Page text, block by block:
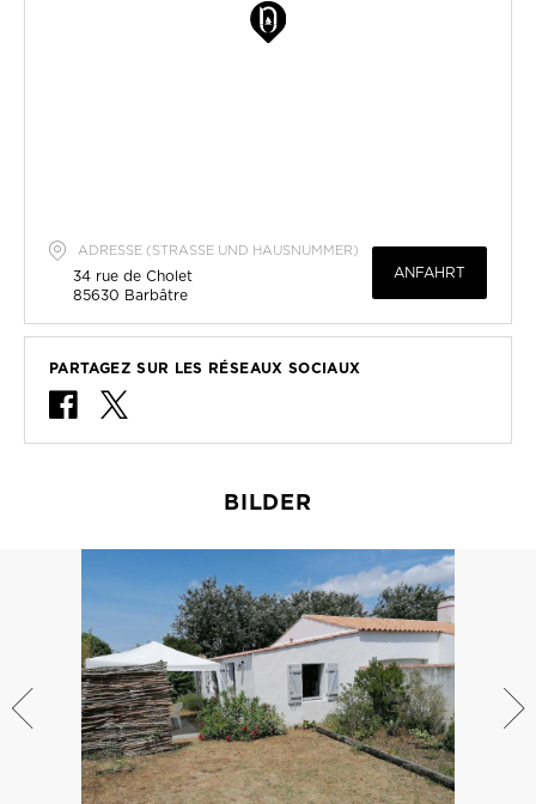
ADRESSE (STRASSE UND HAUSNUMMER)
34 rue de Cholet
85630 Barbâtre
ANFAHRT
PARTAGEZ SUR LES RÉSEAUX SOCIAUX
BILDER